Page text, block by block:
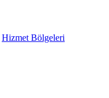
Hizmet Bölgeleri